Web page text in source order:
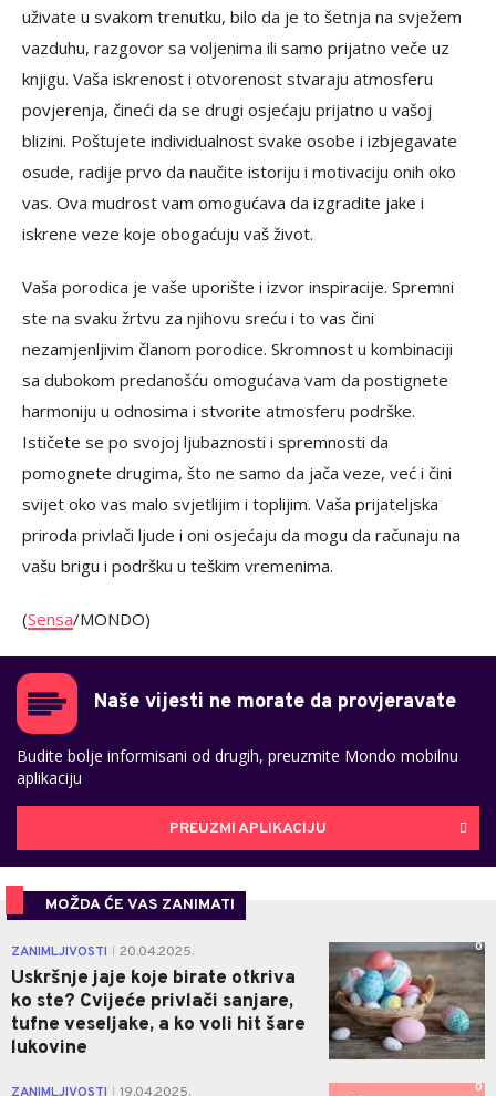
uživate u svakom trenutku, bilo da je to šetnja na svježem
vazduhu, razgovor sa voljenima ili samo prijatno veče uz
knjigu. Vaša iskrenost i otvorenost stvaraju atmosferu
povjerenja, čineći da se drugi osjećaju prijatno u vašoj
blizini. Poštujete individualnost svake osobe i izbjegavate
osude, radije prvo da naučite istoriju i motivaciju onih oko
vas. Ova mudrost vam omogućava da izgradite jake i
iskrene veze koje obogaćuju vaš život.
Vaša porodica je vaše uporište i izvor inspiracije. Spremni
ste na svaku žrtvu za njihovu sreću i to vas čini
nezamjenljivim članom porodice. Skromnost u kombinaciji
sa dubokom predanošću omogućava vam da postignete
harmoniju u odnosima i stvorite atmosferu podrške.
Ističete se po svojoj ljubaznosti i spremnosti da
pomognete drugima, što ne samo da jača veze, već i čini
svijet oko vas malo svjetlijim i toplijim. Vaša prijateljska
priroda privlači ljude i oni osjećaju da mogu da računaju na
vašu brigu i podršku u teškim vremenima.
(Sensa/MONDO)
Naše vijesti ne morate da provjeravate
Budite bolje informisani od drugih, preuzmite Mondo mobilnu
aplikaciju
PREUZMI APLIKACIJU
MOŽDA ĆE VAS ZANIMATI
ZANIMLJIVOSTI 20.04.2025.
Uskršnje jaje koje birate otkriva
ko ste? Cvijeće privlači sanjare,
tufne veseljake, a ko voli hit šare
lukovine
0
0